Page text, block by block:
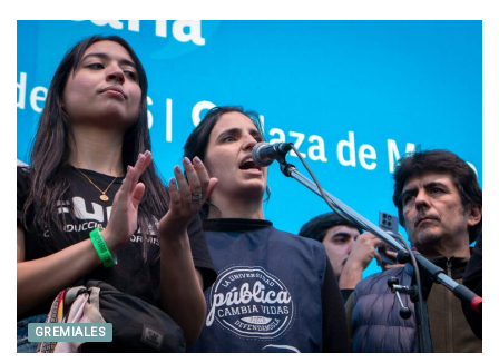
GREMIALES